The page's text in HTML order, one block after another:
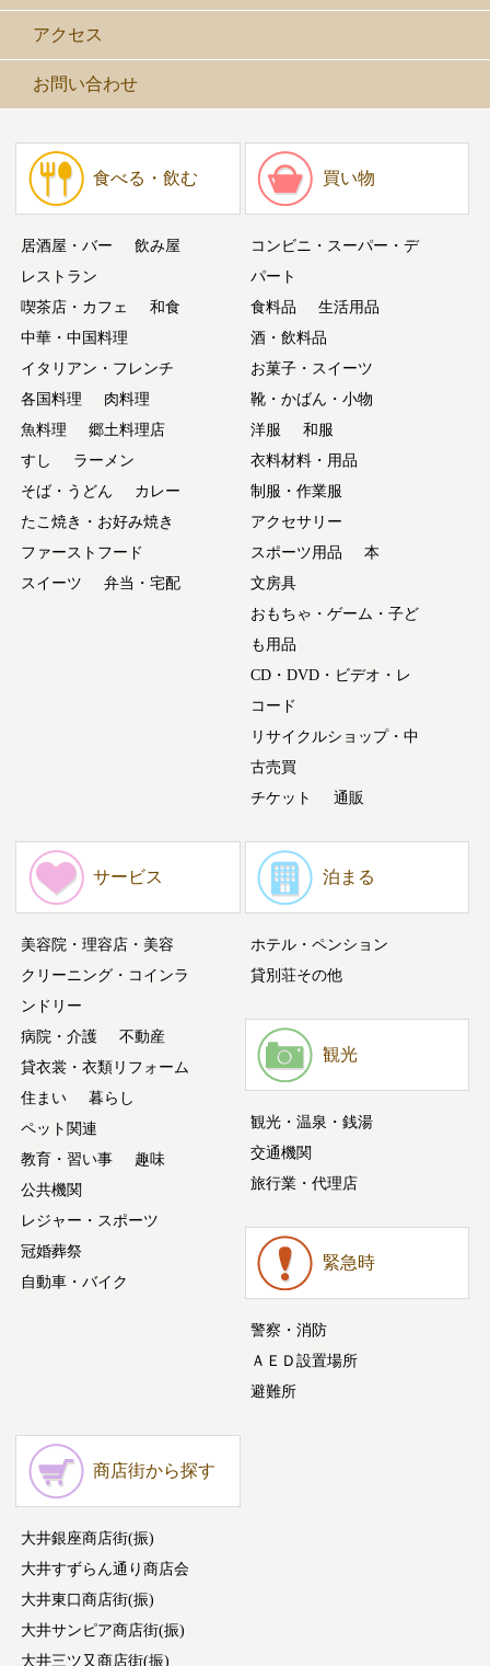
アクセス
お問い合わせ
食べる・飲む
居酒屋・バー
飲み屋
レストラン
喫茶店・カフェ
和食
中華・中国料理
イタリアン・フレンチ
各国料理
肉料理
魚料理
郷土料理店
すし
ラーメン
そば・うどん
カレー
たこ焼き・お好み焼き
ファーストフード
スイーツ
弁当・宅配
買い物
コンビニ・スーパー・デ
パート
食料品
生活用品
酒・飲料品
お菓子・スイーツ
靴・かばん・小物
洋服
和服
衣料材料・用品
制服・作業服
アクセサリー
スポーツ用品
本
文房具
おもちゃ・ゲーム・子ど
も用品
CD・DVD・ビデオ・レ
コード
リサイクルショップ・中
古売買
チケット
通販
サービス
美容院・理容店・美容
クリーニング・コインラ
ンドリー
病院・介護
不動産
貸衣裳・衣類リフォーム
住まい
暮らし
ペット関連
教育・習い事
趣味
公共機関
レジャー・スポーツ
冠婚葬祭
自動車・バイク
泊まる
ホテル・ペンション
貸別荘その他
観光
観光・温泉・銭湯
交通機関
旅行業・代理店
緊急時
警察・消防
ＡＥＤ設置場所
避難所
商店街から探す
大井銀座商店街(振)
大井すずらん通り商店会
大井東口商店街(振)
大井サンピア商店街(振)
大井三ツ又商店街(振)